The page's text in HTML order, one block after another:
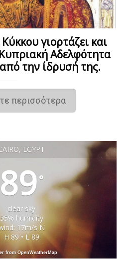
γιορτάζει και
Αδελφότητα
την ίδρυσή της.
περισσότερα
EGYPT
89°
clear sky
35% humidity
17m/s N
H 89 • L 89
from OpenWeatherMap